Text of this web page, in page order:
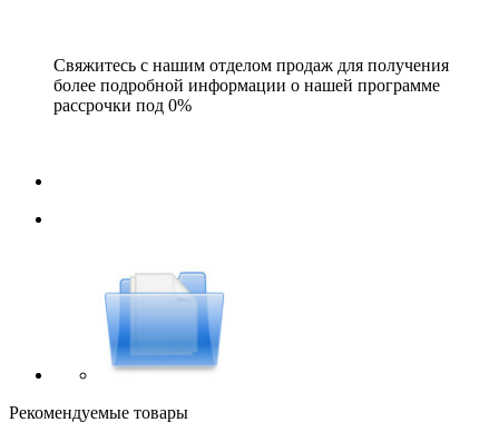
Свяжитесь с нашим отделом продаж для получения
более подробной информации о нашей программе
рассрочки под 0%
Рекомендуемые товары